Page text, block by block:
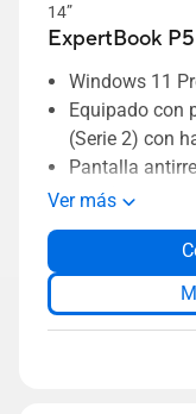
14”
ExpertBook
Windows 11
Equipado con
(Serie 2) con
Pantalla
Diseño
productividad
ASUS
Ver más